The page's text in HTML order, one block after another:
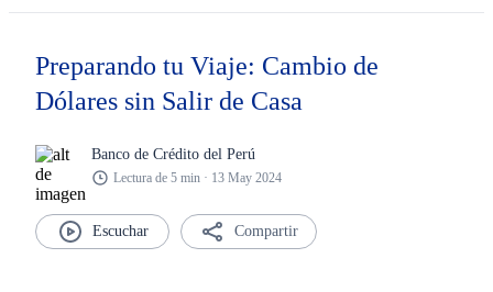
Preparando tu Viaje: Cambio de
Dólares sin Salir de Casa
Banco de Crédito del Perú
Lectura de 5 min · 13 May 2024
Compartir